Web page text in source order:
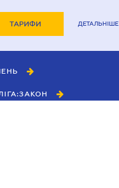
ТАРИФИ ДЕТАЛЬНІШЕ